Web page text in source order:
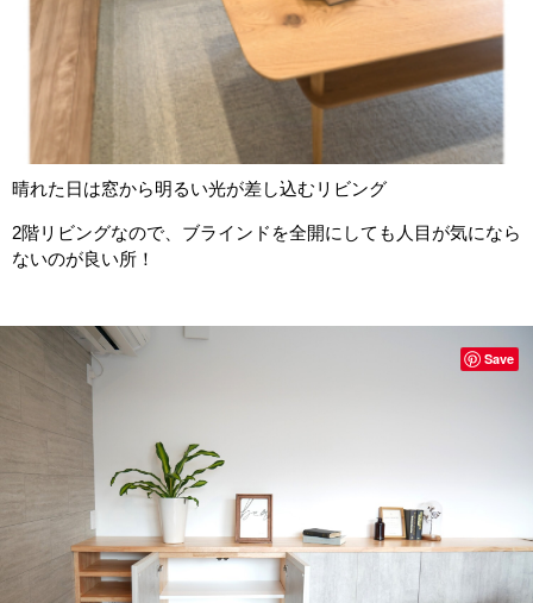
晴れた日は窓から明るい光が差し込むリビング
2階リビングなので、ブラインドを全開にしても人目が気になら
ないのが良い所！
Save